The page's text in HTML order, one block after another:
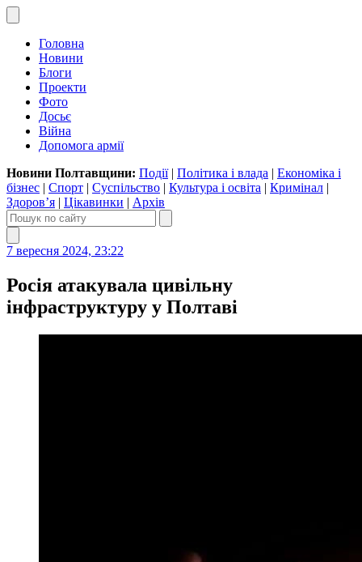
Головна
Новини
Блоги
Проекти
Фото
Досьє
Війна
Допомога армії
Новини Полтавщини: Події| Політика і влада | Економіка і
бізнес | Спорт | Суспільство | Культура і освіта | Кримінал |
Здоров’я | Цікавинки | Архів
7 вересня 2024, 23:22
Росія атакувала цивільну
інфраструктуру у Полтаві